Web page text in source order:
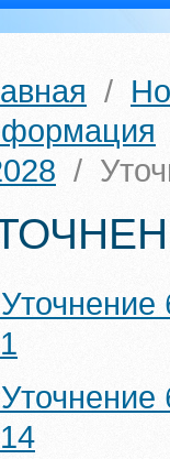
/
/